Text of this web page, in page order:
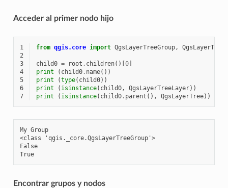
Acceder al primer nodo hijo
1 from qgis.core import QgsLayerTreeGroup,
2
3
child0 = root . children()[0]
4
print ( child0. name())
5
print (type( child0))
6
print ( isinstance( child0, QgsLayerTreeLayer))
7
print ( isinstance( child0. parent (), QgsLayerTree))
My Group
<class 'qgis._core.QgsLayerTreeGroup'>
False
True
Encontrar grupos y nodos